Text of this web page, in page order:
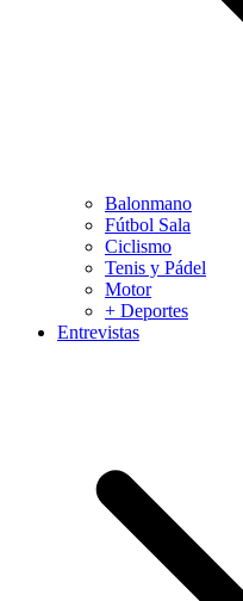
Balonmano
Fútbol Sala
Ciclismo
Tenis y Pádel
Motor
+ Deportes
Entrevistas